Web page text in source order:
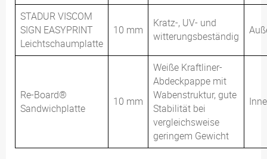
STADUR VISCOM
SIGN EASYPRINT
Leichtschaumplatte
10 mm
Kratz-, UV- und
witterungsbeständig
Re-Board®
Sandwichplatte
10 mm
Weiße Kraftliner-
Abdeckpappe mit
Wabenstruktur, gute
Stabilität bei
vergleichsweise
geringem Gewicht